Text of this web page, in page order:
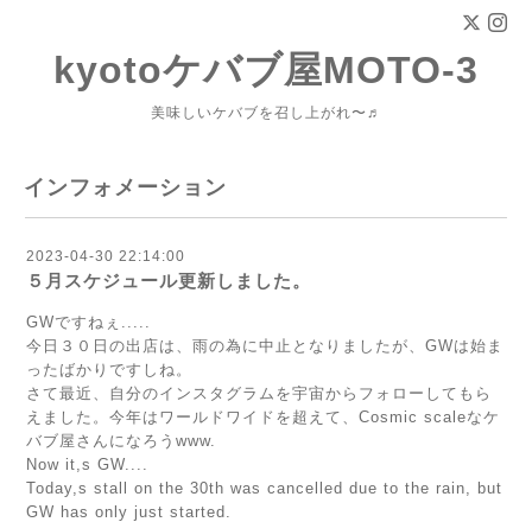
kyotoケバブ屋MOTO-3
美味しいケバブを召し上がれ〜♬
インフォメーション
2023-04-30 22:14:00
５月スケジュール更新しました。
GWですねぇ.....
今日３０日の出店は、雨の為に中止となりましたが、GWは始ま
ったばかりですしね。
さて最近、自分のインスタグラムを宇宙からフォローしてもら
えました。今年はワールドワイドを超えて、Cosmic scaleなケ
バブ屋さんになろうwww.
Now it,s GW....
Today,s stall on the 30th was cancelled due to the rain, but
GW has only just started.